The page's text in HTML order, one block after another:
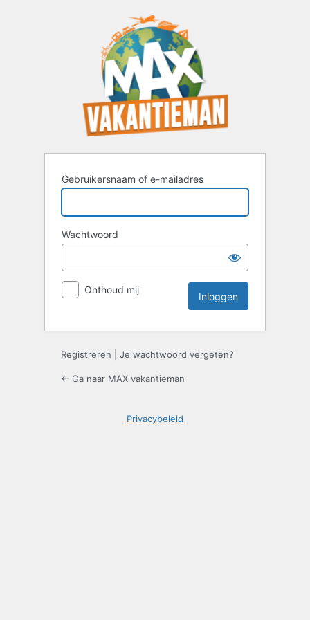
Gebruikersnaam of e-mailadres
Wachtwoord
Onthoud mij
Registreren Je wachtwoord vergeten?
← Ga naar MAX vakantieman
Privacybeleid